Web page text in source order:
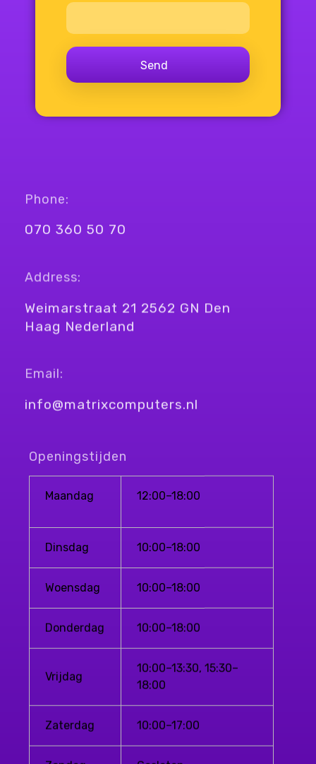
Phone:
070 360 50 70
Address:
Weimarstraat 21 2562 GN Den
Haag Nederland
Email:
info@matrixcomputers.nl
Openingstijden
Maandag 12:00–18:00
Dinsdag 10:00–18:00
Woensdag 10:00–18:00
Donderdag 10:00–18:00
Vrijdag
10:00–13:30, 15:30–
18:00
Zaterdag 10:00–17:00